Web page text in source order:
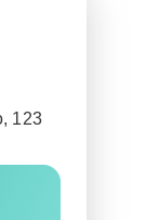
123